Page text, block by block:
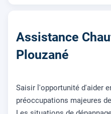
Assistance
Plouzané
Saisir l'opportunité d'aider
préoccupations majeures